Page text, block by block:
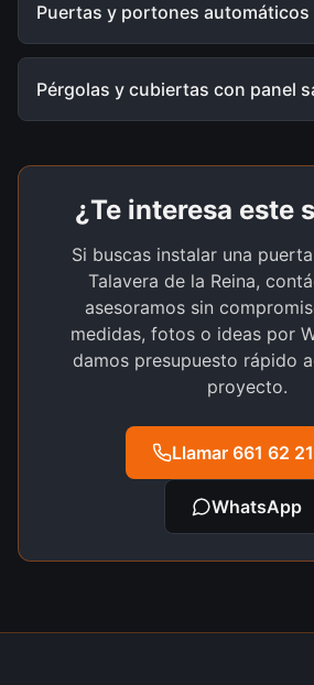
Puertas y portones automáticos
Pérgolas y cubiertas con panel
¿Te interesa este
Si buscas instalar una
Talavera de la Reina,
asesoramos sin
medidas, fotos o ideas por
damos presupuesto rápido
proyecto.
Llamar 661 62
WhatsApp